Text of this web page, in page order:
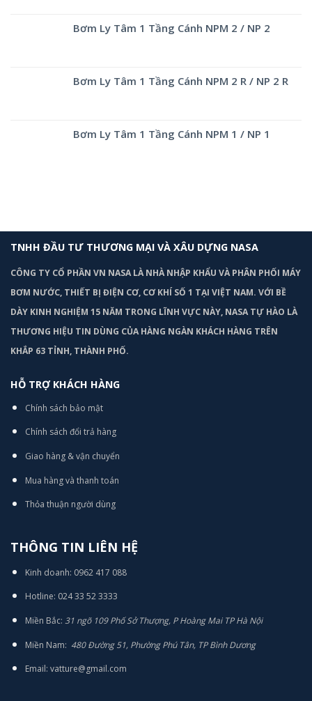
Bơm Ly Tâm 1 Tầng Cánh NPM 2 / NP 2
Bơm Ly Tâm 1 Tầng Cánh NPM 2 R / NP 2 R
Bơm Ly Tâm 1 Tầng Cánh NPM 1 / NP 1
TNHH ĐẦU TƯ THƯƠNG MẠI VÀ XÂU DỰNG NASA
CÔNG TY CỔ PHẦN VN NASA LÀ NHÀ NHẬP KHẨU VÀ PHÂN PHỐI MÁY
BƠM NƯỚC, THIẾT BỊ ĐIỆN CƠ, CƠ KHÍ SỐ 1 TẠI VIỆT NAM. VỚI BỀ
DÀY KINH NGHIỆM 15 NĂM TRONG LĨNH VỰC NÀY, NASA TỰ HÀO LÀ
THƯƠNG HIỆU TIN DÙNG CỦA HÀNG NGÀN KHÁCH HÀNG TRÊN
KHẮP 63 TỈNH, THÀNH PHỐ.
HỖ TRỢ KHÁCH HÀNG
Chính sách bảo mật
Chính sách đổi trả hàng
Giao hàng & vận chuyển
Mua hàng và thanh toán
Thỏa thuận người dùng
THÔNG TIN LIÊN HỆ
Kinh doanh: 0962 417 088
Hotline: 024 33 52 3333
Miền Bắc: 31 ngõ 109 Phố Sở Thượng, P Hoàng Mai TP Hà Nội
Miền Nam: 480 Đường 51, Phường Phú Tân, TP Bình Dương
Email: vatture@gmail.com